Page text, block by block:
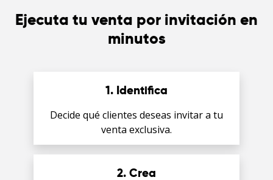
Ejecuta tu venta por invitación en
minutos
1. Identifica
Decide qué clientes deseas invitar a tu
venta exclusiva.
2. Crea